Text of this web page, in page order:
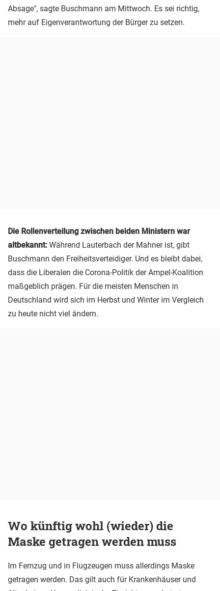
Absage", sagte Buschmann am Mittwoch. Es sei richtig,
mehr auf Eigenverantwortung der Bürger zu setzen.
Die Rollenverteilung zwischen beiden Ministern war
altbekannt: Während Lauterbach der Mahner ist, gibt
Buschmann den Freiheitsverteidiger. Und es bleibt dabei,
dass die Liberalen die Corona-Politik der Ampel-Koalition
maßgeblich prägen. Für die meisten Menschen in
Deutschland wird sich im Herbst und Winter im Vergleich
zu heute nicht viel ändern.
Wo künftig wohl (wieder) die
Maske getragen werden muss
Im Fernzug und in Flugzeugen muss allerdings Maske
getragen werden. Das gilt auch für Krankenhäuser und